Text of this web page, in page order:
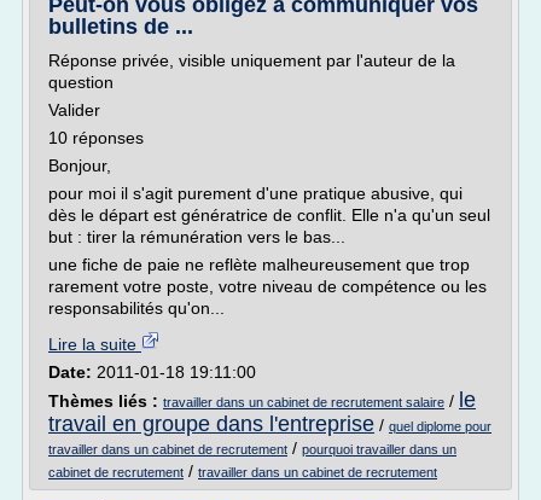
Peut-on vous obligez a communiquer vos
bulletins de ...
Réponse privée, visible uniquement par l'auteur de la
question
Valider
10 réponses
Bonjour,
pour moi il s'agit purement d'une pratique abusive, qui
dès le départ est génératrice de conflit. Elle n'a qu'un seul
but : tirer la rémunération vers le bas...
une fiche de paie ne reflète malheureusement que trop
rarement votre poste, votre niveau de compétence ou les
responsabilités qu'on...
Lire la suite
Date: 2011-01-18 19:11:00
Thèmes liés : travailler dans un cabinet de recrutement salaire / le
travail en groupe dans l'entreprise / quel diplome pour
travailler dans un cabinet de recrutement / pourquoi travailler dans un
cabinet de recrutement / travailler dans un cabinet de recrutement